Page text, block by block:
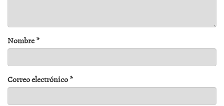
Nombre*
Correo electrónico*